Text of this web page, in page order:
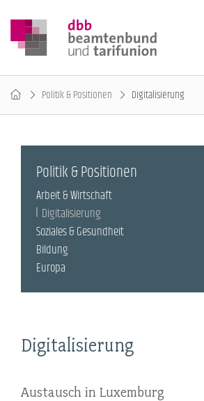
Politik & Positionen Digitalisierung
Digitalisierung
Austausch in Luxemburg
Politik & Positionen
Arbeit & Wirtschaft
Digitalisierung
Soziales & Gesundheit
Bildung
Europa